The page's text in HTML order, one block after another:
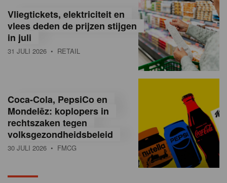
g
ë
e
a
Vliegtickets, elektriciteit en
vlees deden de prijzen stijgen
in juli
31 JULI 2026 • RETAIL
Coca-Cola, PepsiCo en
Mondelēz: koplopers in
rechtszaken tegen
volksgezondheidsbeleid
30 JULI 2026 • FMCG